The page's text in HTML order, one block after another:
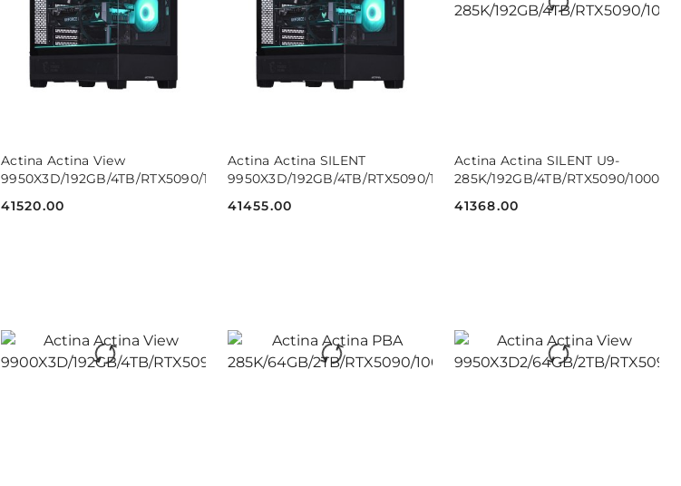
Actina Actina View
9950X3D/192GB/4TB/RTX5090/1000W/W11P
Cena:
41520.00
DO KOSZYKA
Actina Actina SILENT
9950X3D/192GB/4TB/RTX5090/1000W/W11P
Cena:
41455.00
Actina Actina SILENT U9-
285K/192GB/4TB/RTX5090/1000W/
Cena:
41368.00